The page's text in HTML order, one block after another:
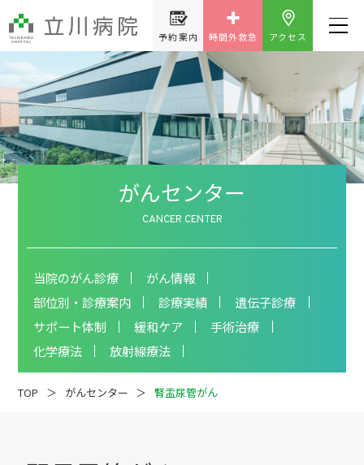
予約案内 時間外救急 アクセス
がんセンター
CANCER CENTER
当院のがん診療
がん情報
部位別・診療案内
診療実績
遺伝子診療
サポート体制
緩和ケア
手術治療
化学療法
放射線療法
TOP がんセンター 腎盂尿管がん